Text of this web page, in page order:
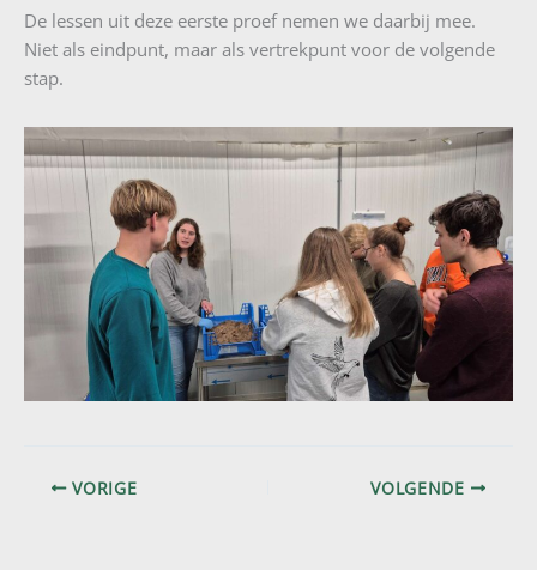
De lessen uit deze eerste proef nemen we daarbij mee.
Niet als eindpunt, maar als vertrekpunt voor de volgende
stap.
VORIGE VOLGENDE